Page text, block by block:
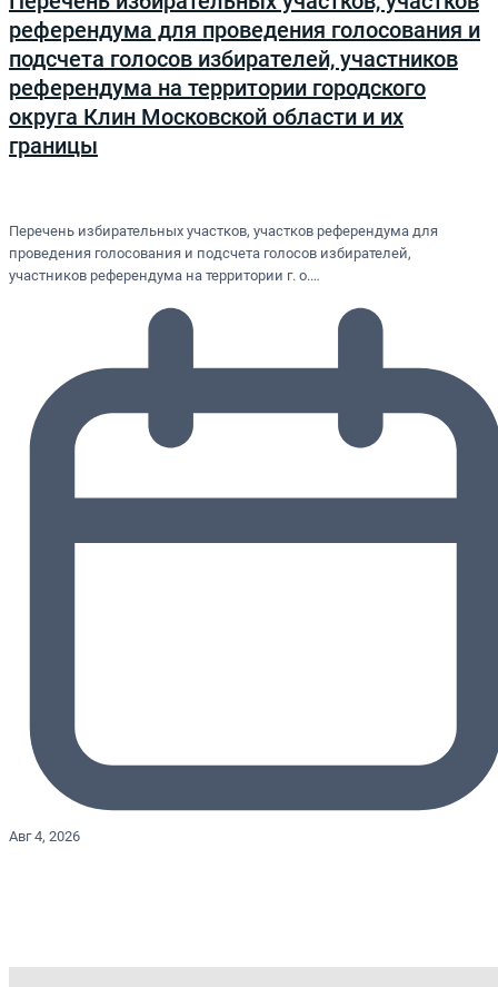
референдума для проведения голосования и
подсчета голосов избирателей, участников
референдума на территории городского
округа Клин Московской области и их
границы
Перечень избирательных участков, участков референдума для
проведения голосования и подсчета голосов избирателей,
участников референдума на территории г. о.…
Авг 4, 2026